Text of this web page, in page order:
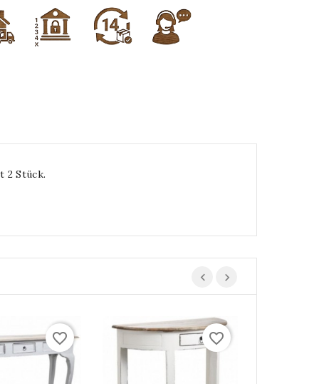
2 Stück.
favorite_border favorite_border